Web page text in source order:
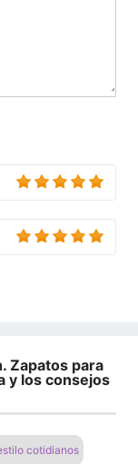
Zapatos para
y los consejos
cotidianos